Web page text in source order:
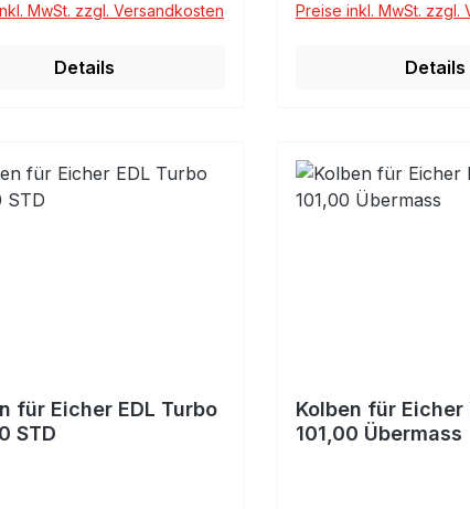
MwSt. zzgl. Versandkosten
Details
Preise inkl. MwSt. zzgl.
Details
für Eicher EDL Turbo
STD
Kolben für Eicher
101,00 Übermass